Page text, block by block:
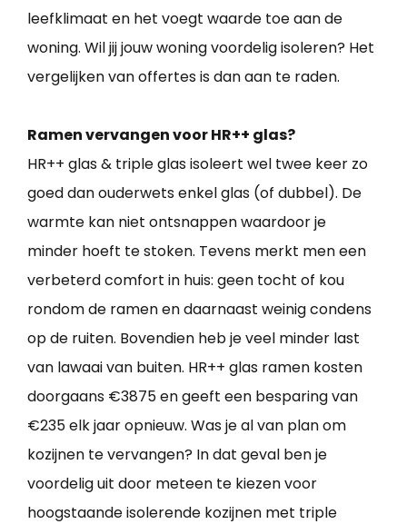
leefklimaat en het voegt waarde toe aan de
woning. Wil jij jouw woning voordelig isoleren? Het
vergelijken van offertes is dan aan te raden.
Ramen vervangen voor HR++ glas?
HR++ glas & triple glas isoleert wel twee keer zo
goed dan ouderwets enkel glas (of dubbel). De
warmte kan niet ontsnappen waardoor je
minder hoeft te stoken. Tevens merkt men een
verbeterd comfort in huis: geen tocht of kou
rondom de ramen en daarnaast weinig condens
op de ruiten. Bovendien heb je veel minder last
van lawaai van buiten. HR++ glas ramen kosten
doorgaans €3875 en geeft een besparing van
€235 elk jaar opnieuw. Was je al van plan om
kozijnen te vervangen? In dat geval ben je
voordelig uit door meteen te kiezen voor
hoogstaande isolerende kozijnen met triple